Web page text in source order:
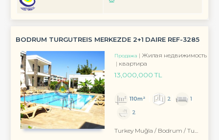
BODRUM TURGUTREİS MERKEZDE 2+1 DAİRE REF-3285
Продажа
Жилая недвижимость
квартира
13,000,000 TL
110m² 2
1
2
Turkey Muğla / Bodrum / Turgutreis